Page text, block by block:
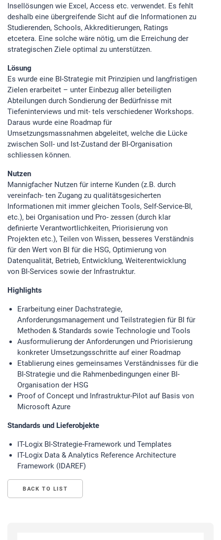
Insellösungen wie Excel, Access etc. verwendet. Es fehlt
deshalb eine übergreifende Sicht auf die Informationen zu
Studierenden, Schools, Akkreditierungen, Ratings
etcetera. Eine solche wäre nötig, um die Erreichung der
strategischen Ziele optimal zu unterstützen.
Lösung
Es wurde eine BI-Strategie mit Prinzipien und langfristigen
Zielen erarbeitet – unter Einbezug aller beteiligten
Abteilungen durch Sondierung der Bedürfnisse mit
Tiefeninterviews und mit- tels verschiedener Workshops.
Daraus wurde eine Roadmap für
Umsetzungsmassnahmen abgeleitet, welche die Lücke
zwischen Soll- und Ist-Zustand der BI-Organisation
schliessen können.
Nutzen
Mannigfacher Nutzen für interne Kunden (z.B. durch
vereinfach- ten Zugang zu qualitätsgesicherten
Informationen mit immer gleichen Tools, Self-Service-BI,
etc.), bei Organisation und Pro- zessen (durch klar
definierte Verantwortlichkeiten, Priorisierung von
Projekten etc.), Teilen von Wissen, besseres Verständnis
für den Wert von BI für die HSG, Optimierung von
Datenqualität, Betrieb, Entwicklung, Weiterentwicklung
von BI-Services sowie der Infrastruktur.
Highlights
Erarbeitung einer Dachstrategie,
Anforderungsmanagement und Teilstrategien für BI für
Methoden & Standards sowie Technologie und Tools
Ausformulierung der Anforderungen und Priorisierung
konkreter Umsetzungsschritte auf einer Roadmap
Etablierung eines gemeinsames Verständnisses für die
BI-Strategie und die Rahmenbedingungen einer BI-
Organisation der HSG
Proof of Concept und Infrastruktur-Pilot auf Basis von
Microsoft Azure
Standards und Lieferobjekte
IT-Logix BI-Strategie-Framework und Templates
IT-Logix Data & Analytics Reference Architecture
Framework (IDAREF)
BACK TO LIST